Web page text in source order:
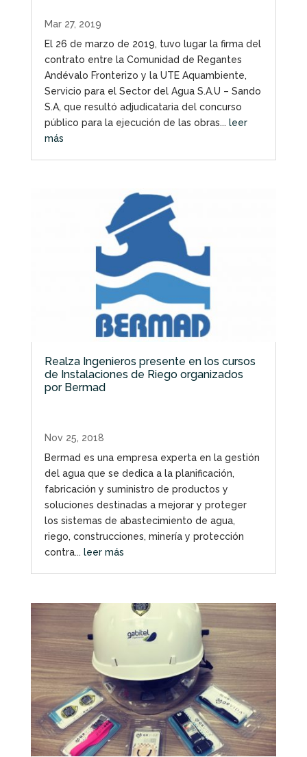
Mar 27, 2019
El 26 de marzo de 2019, tuvo lugar la firma del
contrato entre la Comunidad de Regantes
Andévalo Fronterizo y la UTE Aquambiente,
Servicio para el Sector del Agua S.A.U – Sando
S.A, que resultó adjudicataria del concurso
público para la ejecución de las obras... leer
más
Realza Ingenieros presente en los cursos
de Instalaciones de Riego organizados
por Bermad
Nov 25, 2018
Bermad es una empresa experta en la gestión
del agua que se dedica a la planificación,
fabricación y suministro de productos y
soluciones destinadas a mejorar y proteger
los sistemas de abastecimiento de agua,
riego, construcciones, minería y protección
contra... leer más